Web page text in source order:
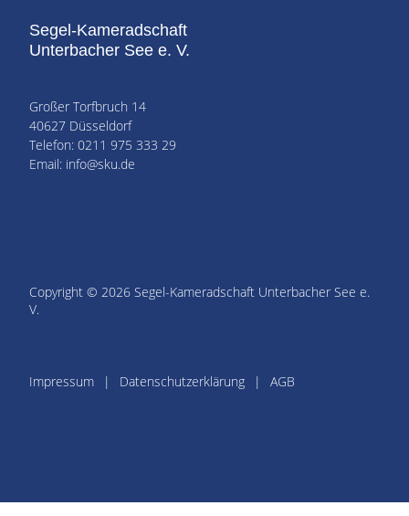
Segel-Kameradschaft
Unterbacher See e. V.
Großer Torfbruch 14
40627 Düsseldorf
Telefon: 0211 975 333 29
Email: info@sku.de
Copyright © 2026 Segel-Kameradschaft Unterbacher See e.
V.
Impressum Datenschutzerklärung AGB